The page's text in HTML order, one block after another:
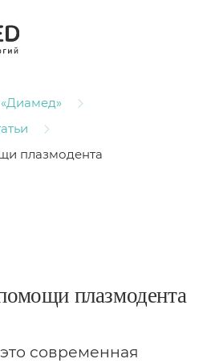
плазмодента
плазмодента
современная